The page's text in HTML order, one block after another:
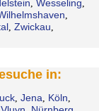
Wesseling
, Zwickau
in:
, Jena Köln